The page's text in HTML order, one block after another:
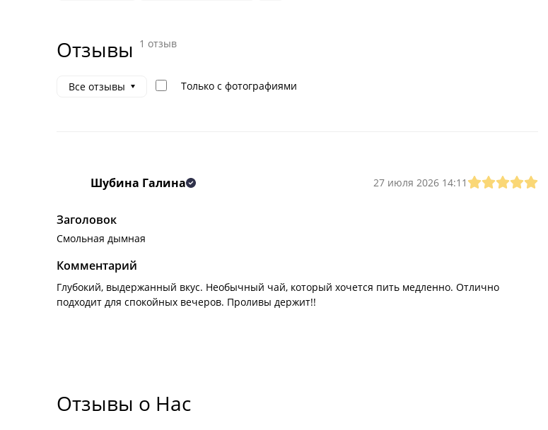
Отзывы (1)
Отзывы 1 отзыв
Все отзывы Только с фотографиями
Шубина Галина 27 июля 2026 14:11
Заголовок
Смольная дымная
Комментарий
Глубокий, выдержанный вкус. Необычный чай, который хочется пить медленно. Отлично
подходит для спокойных вечеров. Проливы держит!!
Отзывы о Нас